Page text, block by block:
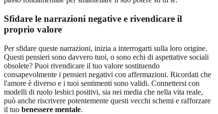
Sfidare le narrazioni negative e rivendicare il
proprio valore
Per sfidare queste narrazioni, inizia a interrogarti sulla loro origine.
Questi pensieri sono davvero tuoi, o sono echi di aspettative sociali
obsolete? Puoi rivendicare il tuo valore sostituendo
consapevolmente i pensieri negativi con affermazioni. Ricordati che
l'amore è diverso e i tuoi sentimenti sono validi. Connettersi con
modelli di ruolo lesbici positivi, sia nei media che nella vita reale,
può anche riscrivere potentemente questi vecchi schemi e rafforzare
il tuo benessere mentale.